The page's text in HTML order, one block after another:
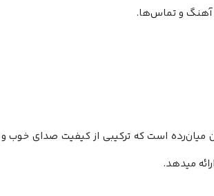
آهنگ و تماس‌ها.
است که ترکیبی از کیفیت صدای خوب و
میدهد.